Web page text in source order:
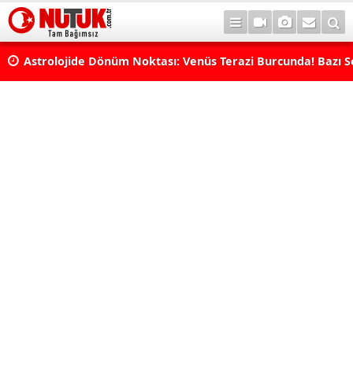
Astrolojide Dönüm Noktası: Venüs Terazi Burcunda! Bazı